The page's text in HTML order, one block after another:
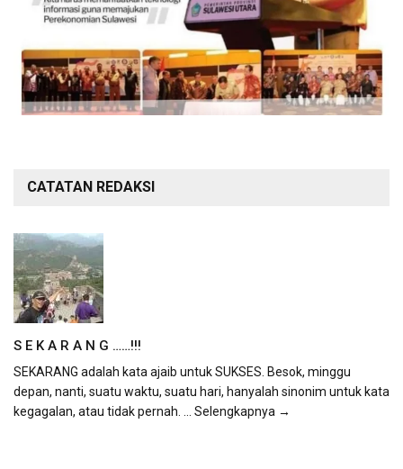
CATATAN REDAKSI
S E K A R A N G ……!!!
SEKARANG adalah kata ajaib untuk SUKSES. Besok, minggu
depan, nanti, suatu waktu, suatu hari, hanyalah sinonim untuk kata
kegagalan, atau tidak pernah. ... Selengkapnya →